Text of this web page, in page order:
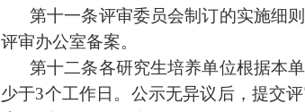
第十一条评审委员会制订的实施细
评审办公室备案。
第十二条各研究生培养单位根据本
少于3个工作日。公示无异议后，提交